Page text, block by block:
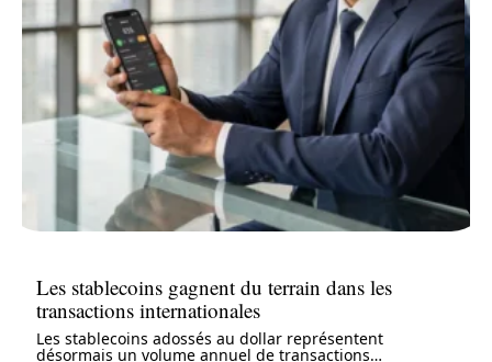
Les stablecoins gagnent du terrain dans les
transactions internationales
Les stablecoins adossés au dollar représentent
désormais un volume annuel de transactions…